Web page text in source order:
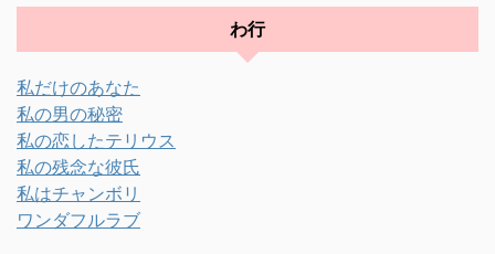
わ行
私だけのあなた
私の男の秘密
私の恋したテリウス
私の残念な彼氏
私はチャンボリ
ワンダフルラブ